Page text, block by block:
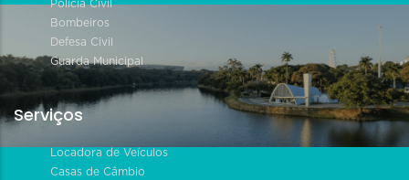
Polícia Civil
Bombeiros
Defesa Civil
Guarda Municipal
Serviços
Locadora de Veículos
Casas de Câmbio